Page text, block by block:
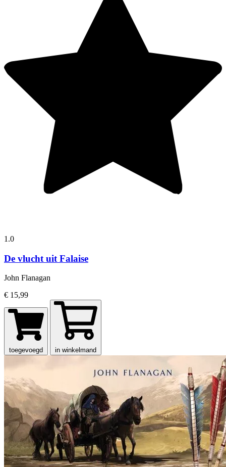
1.0
De vlucht uit Falaise
John Flanagan
€ 15,99
toegevoegd in winkelmand